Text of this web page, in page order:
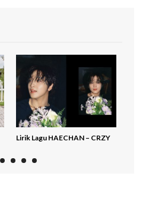
Lirik Lagu HAECHAN – CRZY